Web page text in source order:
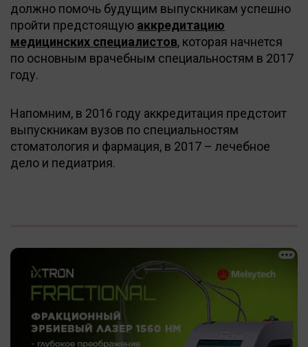
должно помочь будущим выпускникам успешно
пройти предстоящую аккредитацию
медицинских специалистов, которая начнется
по основным врачебным специальностям в 2017
году.
Напомним, в 2016 году аккредитация предстоит
выпускникам вузов по специальностям
стоматология и фармация, в 2017 – лечебное
дело и педиатрия.